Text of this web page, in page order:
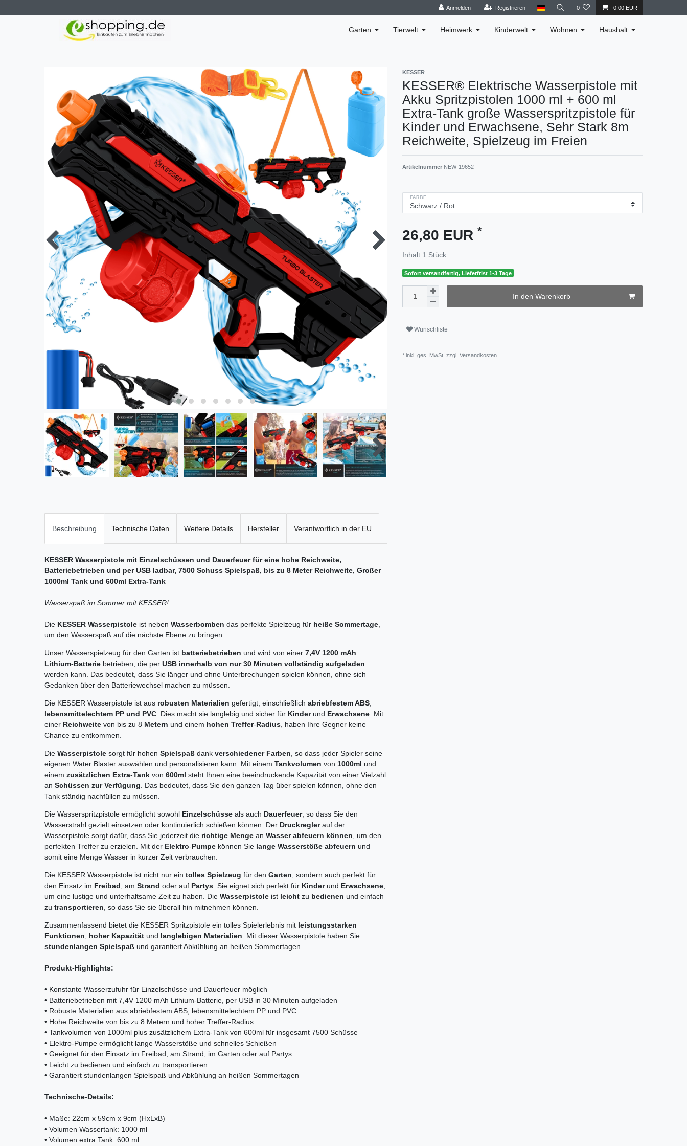
Anmelden Registrieren 0 0,00 EUR
Garten Tierwelt Heimwerk Kinderwelt Wohnen Haushalt
KESSER
KESSER® Elektrische Wasserpistole mit
Akku Spritzpistolen 1000 ml + 600 ml
Extra-Tank große Wasserspritzpistole für
Kinder und Erwachsene, Sehr Stark 8m
Reichweite, Spielzeug im Freien
Artikelnummer NEW-19652
FARBE
26,80 EUR *
Inhalt 1 Stück
Sofort versandfertig, Lieferfrist 1-3 Tage
In den Warenkorb
Wunschliste
* inkl. ges. MwSt. zzgl. Versandkosten
Beschreibung Technische Daten Weitere Details Hersteller Verantwortlich in der EU
KESSER Wasserpistole mit Einzelschüssen und Dauerfeuer für eine hohe Reichweite,
Batteriebetrieben und per USB ladbar, 7500 Schuss Spielspaß, bis zu 8 Meter Reichweite, Großer
1000ml Tank und 600ml Extra-Tank
Wasserspaß im Sommer mit KESSER!
Die KESSER Wasserpistole ist neben Wasserbomben das perfekte Spielzeug für heiße Sommertage
um den Wasserspaß auf die nächste Ebene zu bringen.
Unser Wasserspielzeug für den Garten ist batteriebetrieben und wird von einer 7,4V 1200 mAh
Lithium-Batterie betrieben, die per USB innerhalb von nur 30 Minuten vollständig aufgeladen
werden kann. Das bedeutet, dass Sie länger und ohne Unterbrechungen spielen können, ohne sich
Gedanken über den Batteriewechsel machen zu müssen.
Die KESSER Wasserpistole ist aus robusten Materialien gefertigt, einschließlich abriebfestem ABS
lebensmittelechtem PP und PVC . Dies macht sie langlebig und sicher für Kinder und Erwachsene . Mit
einer Reichweite von bis zu 8 Metern und einem hohen Treffer-Radius , haben Ihre Gegner keine
Chance zu entkommen.
Die Wasserpistole sorgt für hohen Spielspaß dank verschiedener Farben , so dass jeder Spieler seine
eigenen Water Blaster auswählen und personalisieren kann. Mit einem Tankvolumen von 1000ml und
einem zusätzlichen Extra-Tank von 600ml steht Ihnen eine beeindruckende Kapazität von einer Vielzahl
an Schüssen zur Verfügung . Das bedeutet, dass Sie den ganzen Tag über spielen können, ohne den
Tank ständig nachfüllen zu müssen.
Die Wasserspritzpistole ermöglicht sowohl Einzelschüsse als auch Dauerfeuer, so dass Sie den
Wasserstrahl gezielt einsetzen oder kontinuierlich schießen können. Der Druckreglerauf der
Wasserpistole sorgt dafür, dass Sie jederzeit die richtige Menge an Wasser abfeuern können , um den
perfekten Treffer zu erzielen. Mit der Elektro-Pumpe können Sie lange Wasserstöße abfeuern und
somit eine Menge Wasser in kurzer Zeit verbrauchen.
Die KESSER Wasserpistole ist nicht nur ein tolles Spielzeug für den Garten , sondern auch perfekt für
den Einsatz im Freibad , am Strand oder auf Partys . Sie eignet sich perfekt für Kinder und Erwachsene
um eine lustige und unterhaltsame Zeit zu haben. Die Wasserpistole ist leicht zu bedienen und einfach
zu transportieren , so dass Sie sie überall hin mitnehmen können.
Zusammenfassend bietet die KESSER Spritzpistole ein tolles Spielerlebnis mit leistungsstarken
Funktionen
hoher Kapazität und langlebigen Materialien . Mit dieser Wasserpistole haben Sie
stundenlangen Spielspaß und garantiert Abkühlung an heißen Sommertagen.
Produkt-Highlights:
• Konstante Wasserzufuhr für Einzelschüsse und Dauerfeuer möglich
• Batteriebetrieben mit 7,4V 1200 mAh Lithium-Batterie, per USB in 30 Minuten aufgeladen
• Robuste Materialien aus abriebfestem ABS, lebensmittelechtem PP und PVC
• Hohe Reichweite von bis zu 8 Metern und hoher Treffer-Radius
• Tankvolumen von 1000ml plus zusätzlichem Extra-Tank von 600ml für insgesamt 7500 Schüsse
• Elektro-Pumpe ermöglicht lange Wasserstöße und schnelles Schießen
• Geeignet für den Einsatz im Freibad, am Strand, im Garten oder auf Partys
• Leicht zu bedienen und einfach zu transportieren
• Garantiert stundenlangen Spielspaß und Abkühlung an heißen Sommertagen
Technische-Details:
• Maße: 22cm x 59cm x 9cm (HxLxB)
• Volumen Wassertank: 1000 ml
• Volumen extra Tank: 600 ml